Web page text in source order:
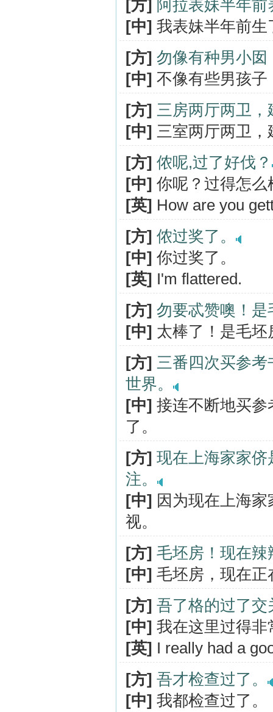
[方] 阿拉表妹半年
[中] 我表妹半年前
[方] 勿像有种男小
[中] 不像有些男孩
[方] 三房两厅两卫
[中] 三室两厅两卫
[方] 侬呢,过了好伐？
[中] 你呢？过得怎么
[英] How are you
[方] 侬过奖了。
[中] 你过奖了。
[英] I'm flattered.
[方] 勿要忒赞噢！
[中] 太棒了！是毛
[方] 三番四次买参
世界。
[中] 接连不断地买
了。
[方] 现在上海家家
注。
[中] 因为现在上海
视。
[方] 毛坯房！现在辣
[中] 毛坯房，现在正
[方] 吾了格的过了交
[中] 我在这里过得非
[英] I really had a
[方] 吾才检查过了。
[中] 我都检查过了。